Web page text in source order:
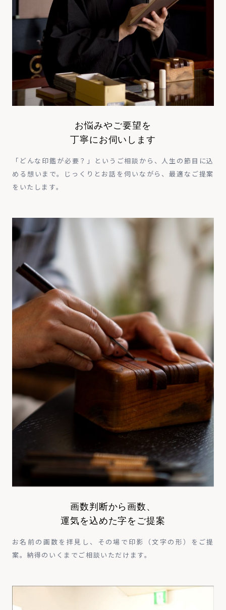
お悩みやご要望を
丁寧にお伺いします
「どんな印鑑が必要？」というご相談から、人生の節目に込
める想いまで。じっくりとお話を伺いながら、最適なご提案
をいたします。
画数判断から画数、
運気を込めた字をご提案
お名前の画数を拝見し、その場で印影（文字の形）をご提
案。納得のいくまでご相談いただけます。